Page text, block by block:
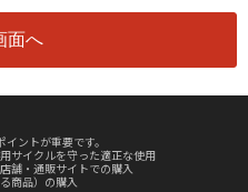
ントが重要です。
サイクルを守った適正な使用
舗・通販サイトでの購入
商品）の購入